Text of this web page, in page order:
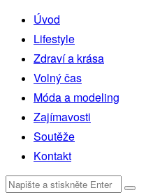
Úvod
Lifestyle
Zdraví a krása
Volný čas
Móda a modeling
Zajímavosti
Soutěže
Kontakt